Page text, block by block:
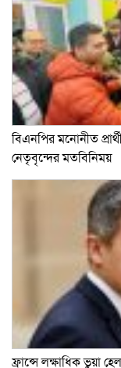
বিএনপির মনোনীত
নেতৃবৃন্দের মতবিনিময়
ফ্রান্সে লক্ষাধিক ভুয়া